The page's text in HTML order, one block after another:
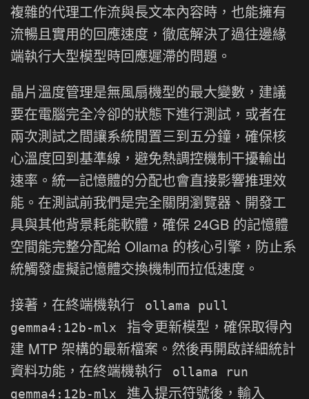
複雜的代理工作流與長文本內容時，也能擁有
流暢且實用的回應速度，徹底解決了過往邊緣
端執行大型模型時回應遲滯的問題。
晶片溫度管理是無風扇機型的最大變數，建議
要在電腦完全冷卻的狀態下進行測試，或者在
兩次測試之間讓系統閒置三到五分鐘，確保核
心溫度回到基準線，避免熱調控機制干擾輸出
速率。統一記憶體的分配也會直接影響推理效
能。在測試前我們是完全關閉瀏覽器、開發工
具與其他背景耗能軟體，確保 24GB 的記憶體
空間能完整分配給 Ollama 的核心引擎，防止系
統觸發虛擬記憶體交換機制而拉低速度。
接著，在終端機執行
ollama pull
gemma4:12b-mlx
指令更新模型，確保取得內
建 MTP 架構的最新檔案。然後再開啟詳細統計
資料功能，在終端機執行
ollama run
gemma4:12b-mlx
進入提示符號後，輸入